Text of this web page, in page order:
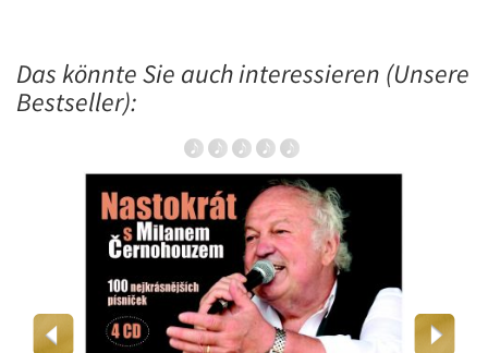
Das könnte Sie auch interessieren (Unsere
Bestseller):